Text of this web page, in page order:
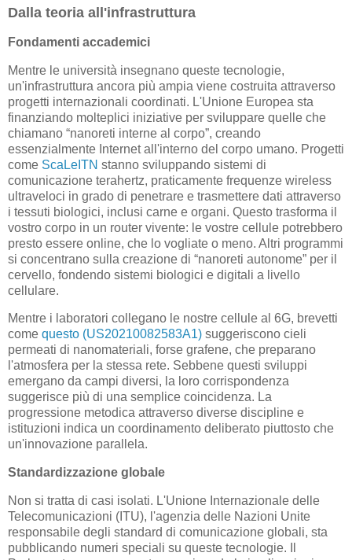
Dalla teoria all'infrastruttura
Fondamenti accademici
Mentre le università insegnano queste tecnologie,
un'infrastruttura ancora più ampia viene costruita attraverso
progetti internazionali coordinati. L'Unione Europea sta
finanziando molteplici iniziative per sviluppare quelle che
chiamano “nanoreti interne al corpo”, creando
essenzialmente Internet all'interno del corpo umano. Progetti
come ScaLeITN stanno sviluppando sistemi di
comunicazione terahertz, praticamente frequenze wireless
ultraveloci in grado di penetrare e trasmettere dati attraverso
i tessuti biologici, inclusi carne e organi. Questo trasforma il
vostro corpo in un router vivente: le vostre cellule potrebbero
presto essere online, che lo vogliate o meno. Altri programmi
si concentrano sulla creazione di “nanoreti autonome” per il
cervello, fondendo sistemi biologici e digitali a livello
cellulare.
Mentre i laboratori collegano le nostre cellule al 6G, brevetti
come questo (US20210082583A1) suggeriscono cieli
permeati di nanomateriali, forse grafene, che preparano
l'atmosfera per la stessa rete. Sebbene questi sviluppi
emergano da campi diversi, la loro corrispondenza
suggerisce più di una semplice coincidenza. La
progressione metodica attraverso diverse discipline e
istituzioni indica un coordinamento deliberato piuttosto che
un'innovazione parallela.
Standardizzazione globale
Non si tratta di casi isolati. L'Unione Internazionale delle
Telecomunicazioni (ITU), l'agenzia delle Nazioni Unite
responsabile degli standard di comunicazione globali, sta
pubblicando numeri speciali su queste tecnologie. Il